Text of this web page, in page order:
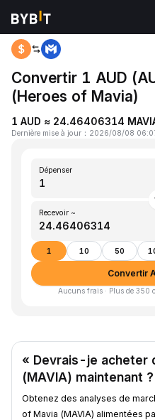
Accueil
Convertir 1 AUD
(Heroes of Mavia)
1 AUD ≈ 24.46406314
Dernière mise à jour ： 2026/08/08
Dépenser
Recevoir ~
1 10 50
Convertir
Aucuns frais · Plus de 350
« Devrais-je acheter
(MAVIA) maintenant
Obtenez des analyses de
of Mavia (MAVIA) alimentées